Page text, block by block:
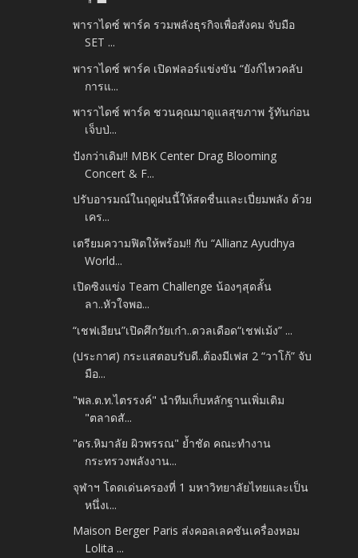
พาราไดซ์ พาร์ค รวมพลังธุรกิจเพื่อสังคม จับมือ
SET ...
พาราไดซ์ พาร์ค เปิดฟลอร์แข่งขัน “ยังก์ไหวคลับ
การแ...
พาราไดซ์ พาร์ค ชวนคุณมาดูแลสุขภาพ รู้ทันก่อน
เจ็บป่...
ปังกว่าเดิม!! MBK Center Drag Blooming
Concert & F...
ปรับอารมณ์ในฤดูฝนนี้ให้สดชื่นและเปี่ยมพลัง ด้วย
เคร...
เตรียมความฟิตให้พร้อม!! กับ “Allianz Ayudhya
World...
เปิดซิงแข่ง Team Challenge น้องๆสุดลั้น
ลา..หัวใจพอ...
“เชฟเอียน”เปิดศึกวัยเก๋า..ดวลเดือด“เชฟเม้ง” ...
(ประกาศ) กระแสตอบรับดี..ต้องมีเฟส 2 “วาโก้” จับ
มือ...
"พล.ต.ท.ไตรรงค์" นำทีมเก็บหลักฐานเพิ่มเติม
"ตลาดสั...
"ดร.หิมาลัย ผิวพรรณ" ย้ำชัด คณะทำงาน
กระทรวงพลังงาน...
จุฬาฯ โดดเด่นครองที่ 1 มหาวิทยาลัยไทยและเป็น
หนึ่งเ...
Maison Berger Paris ส่งคอลเลคชันเครื่องหอม
Lolita ...